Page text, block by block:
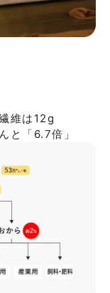
維は12g
と「6.7倍」